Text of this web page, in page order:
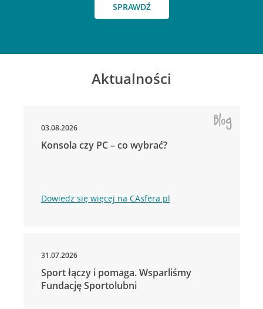
SPRAWDŹ
Aktualności
03.08.2026
Konsola czy PC – co wybrać?
Dowiedz się więcej na CAsfera.pl
31.07.2026
Sport łączy i pomaga. Wsparliśmy
Fundację Sportolubni